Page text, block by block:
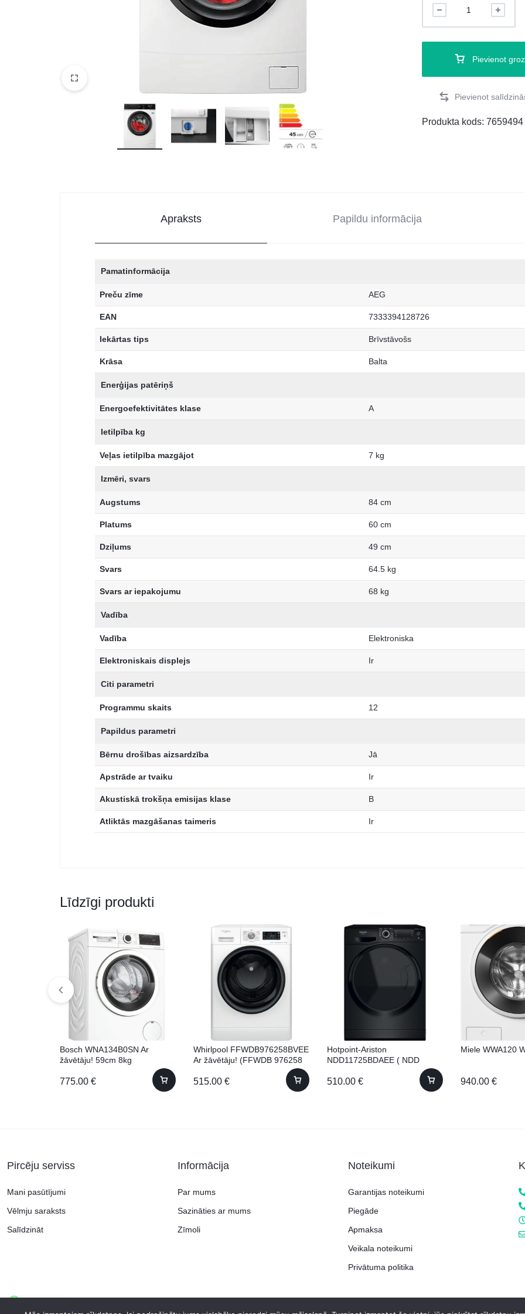
SPORTAM UN ATPŪTAI
MĀJĀM UN DĀRZAM
SILTUMNĪCAS UN TO PIEDERUMI
CELTNIECĪBA
Pievienot
Produkta kods:7659494
Apraksts Papildu informācija
Pamatinformācija
Preču zīme AEG
EAN 7333394128726
Iekārtas tips Brīvstāvošs
Krāsa Balta
Enerģijas patēriņš
Energoefektivitātes klase A
Ietilpība kg
Veļas ietilpība mazgājot 7 kg
Izmēri, svars
Augstums 84 cm
Platums 60 cm
Dziļums 49 cm
Svars 64.5 kg
Svars ar iepakojumu 68 kg
Vadība
Vadība Elektroniska
Elektroniskais displejs Ir
Citi parametri
Programmu skaits 12
Papildus parametri
Bērnu drošības aizsardzība Jā
Apstrāde ar tvaiku Ir
Akustiskā trokšņa emisijas klase B
Atliktās mazgāšanas taimeris Ir
Līdzīgi produkti
Bosch WNA134B0SN Ar
žāvētāju! 59cm 8kg
775.00 €
Whirlpool FFWDB976258BVEE
Ar žāvētāju! (FFWDB 976258
515.00 €
Hotpoint-Ariston
NDD11725BDAEE ( NDD
11725 BDA EE) ar žāvētāju!
11kg 60.5cm
510.00 €
Miele WWA120
940.00 €
Pircēju serviss
Mani pasūtījumi
Vēlmju saraksts
Salīdzināt
Informācija
Par mums
Sazināties ar mums
Zīmoli
Noteikumi
Garantijas noteikumi
Piegāde
Apmaksa
Veikala noteikumi
Privātuma politika